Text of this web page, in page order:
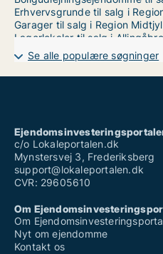
Erhvervsgrunde til salg i
Garager til salg i Region
Lagerlokaler til salg i Allingåbro
Lagerlokaler til salg i Anholt
Lagerlokaler til salg i Ans By
Lagerlokaler til salg i Aulum
Lagerlokaler til salg i Beder
Lagerlokaler til salg i Bjerringbro
Lagerlokaler til salg i Bording
Lagerlokaler til salg i Brabrand
Lagerlokaler til salg i Brande
Lagerlokaler til salg i
Lagerlokaler til salg i
Lagerlokaler til salg i
Lagerlokaler til salg i Daugård
Se alle populære søgninger
c/o Lokaleportalen.dk
Mynstersvej 3, Frederiksberg
support@lokaleportalen.dk
CVR: 29605610
Om
Om
Nyt om ejendomme
Kontakt os